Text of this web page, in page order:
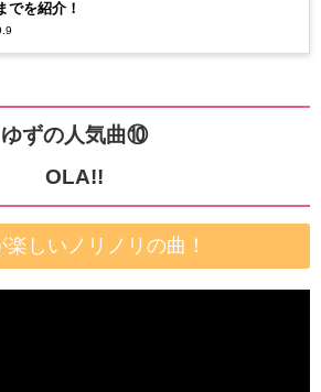
でを紹介！
ゆずの人気曲⑩
OLA!!
しいノリノリの曲！